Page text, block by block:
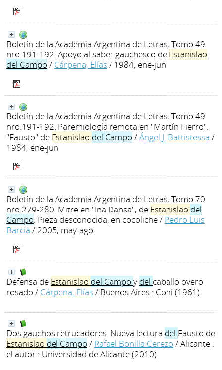
Boletín de la Academia Argentina de Letras, Tomo 49
nro.191-192. Apoyo al saber gauchesco de Estanislao
del Campo / Cárpena, Elías / 1984, ene-jun
Boletín de la Academia Argentina de Letras, Tomo 49
nro.191-192. Paremiología remota en "Martín Fierro".
"Fausto" de Estanislao del Campo /Ángel J. Battistessa /
1984, ene-jun
Boletín de la Academia Argentina de Letras, Tomo 70
nro.279-280. Mitre en "Ina Dansa", de Estanislao del
Campo. Pieza desconocida, en cocoliche/ Pedro Luis
Barcia / 2005, may-ago
Defensa de Estanislao del Campo y del caballo overo
rosado / Cárpena, Elías / Buenos Aires : Coni (1961)
Dos gauchos retrucadores. Nueva lectura del Fausto de
Estanislao del Campo / Rafael Bonilla Cerezo / Alicante :
el autor : Universidad de Alicante (2010)